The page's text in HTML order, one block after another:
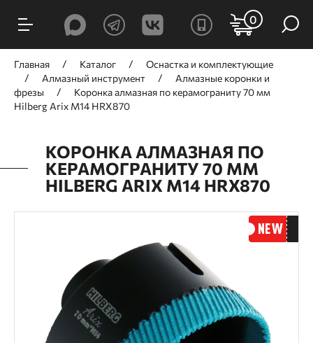
0
Главная Каталог
Оснастка и комплектующие
Алмазный инструмент
Алмазные коронки и
фрезы
Коронка алмазная по керамограниту 70 мм
Hilberg Arix M14 HRX870
КОРОНКА АЛМАЗНАЯ ПО
КЕРАМОГРАНИТУ 70 ММ
HILBERG ARIX M14 HRX870